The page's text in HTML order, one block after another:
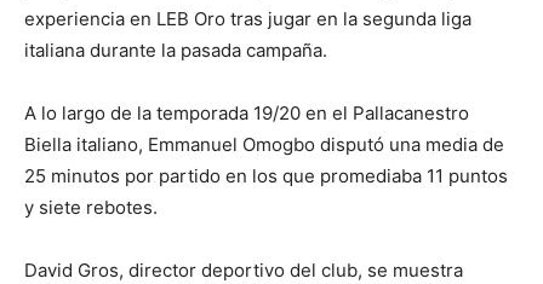
experiencia en LEB Oro tras jugar en la segunda liga
italiana durante la pasada campaña.
A lo largo de la temporada 19/20 en el Pallacanestro
Biella italiano, Emmanuel Omogbo disputó una media de
25 minutos por partido en los que promediaba 11 puntos
y siete rebotes.
David Gros, director deportivo del club, se muestra